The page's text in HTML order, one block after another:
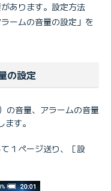
あります。設定方法
ームの音量の設定」を
の設定
の音量、アラームの音量
す。
１ページ送り、［設